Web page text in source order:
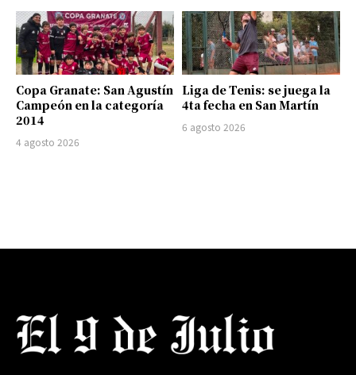
Copa Granate: San Agustín
Campeón en la categoría
2014
4 agosto 2026
Liga de Tenis: se juega la
4ta fecha en San Martín
6 agosto 2026